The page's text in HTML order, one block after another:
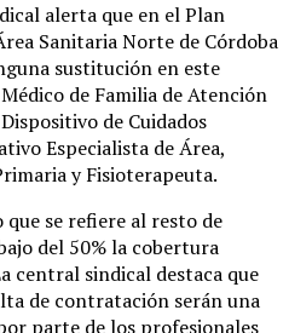
alerta que en el Plan
Sanitaria Norte de Córdoba
sustitución en este
de Familia de Atención
de Cuidados
Especialista de Área,
y Fisioterapeuta.
se refiere al resto de
del 50% la cobertura
central sindical destaca que
de contratación serán una
parte de los profesionales